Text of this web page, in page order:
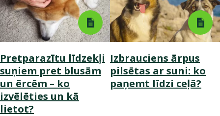
Pretparazītu līdzekļi
suņiem pret blusām
un ērcēm – ko
izvēlēties un kā
lietot?
Izbrauciens ārpus
pilsētas ar suni: ko
paņemt līdzi ceļā?